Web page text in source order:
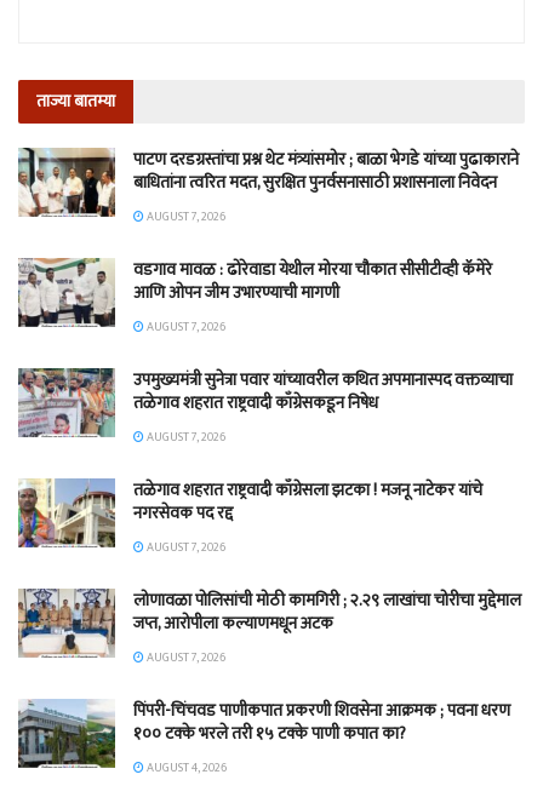
ताज्या बातम्या
पाटण दरडग्रस्तांचा प्रश्न थेट मंत्र्यांसमोर ; बाळा भेगडे यांच्या पुढाकाराने
बाधितांना त्वरित मदत, सुरक्षित पुनर्वसनासाठी प्रशासनाला निवेदन
AUGUST 7, 2026
वडगाव मावळ : ढोरेवाडा येथील मोरया चौकात सीसीटीव्ही कॅमेरे
आणि ओपन जीम उभारण्याची मागणी
AUGUST 7, 2026
उपमुख्यमंत्री सुनेत्रा पवार यांच्यावरील कथित अपमानास्पद वक्तव्याचा
तळेगाव शहरात राष्ट्रवादी काँग्रेसकडून निषेध
AUGUST 7, 2026
तळेगाव शहरात राष्ट्रवादी काँग्रेसला झटका ! मजनू नाटेकर यांचे
नगरसेवक पद रद्द
AUGUST 7, 2026
लोणावळा पोलिसांची मोठी कामगिरी ; २.२९ लाखांचा चोरीचा मुद्देमाल
जप्त, आरोपीला कल्याणमधून अटक
AUGUST 7, 2026
पिंपरी-चिंचवड पाणीकपात प्रकरणी शिवसेना आक्रमक ; पवना धरण
१०० टक्के भरले तरी १५ टक्के पाणी कपात का?
AUGUST 4, 2026